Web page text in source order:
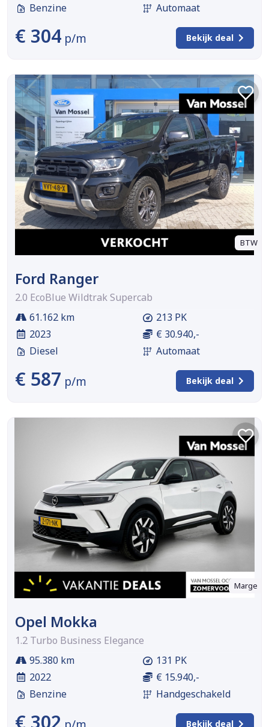
Benzine
Automaat
€ 304 p/m Bekijk deal
BTW
Ford Ranger
2.0 EcoBlue Wildtrak Supercab
61.162 km
2023
Diesel
213 PK
€ 30.940,-
Automaat
€ 587 p/m Bekijk deal
Marge
Opel Mokka
1.2 Turbo Business Elegance
95.380 km
2022
Benzine
131 PK
€ 15.940,-
Handgeschakeld
€ 302 Bekijk deal